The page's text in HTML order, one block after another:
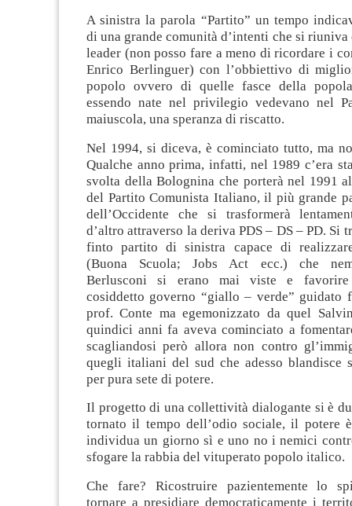
A sinistra la parola “Partito” un tempo
di una grande comunità d’intenti che si
leader (non posso fare a meno di ricordare i
Enrico Berlinguer) con l’obbiettivo di
popolo ovvero di quelle fasce della
essendo nate nel privilegio vedevano nel
maiuscola, una speranza di riscatto.
Nel 1994, si diceva, è cominciato tutto, ma
Qualche anno prima, infatti, nel 1989 c’era
svolta della Bolognina che porterà nel 1991
del Partito Comunista Italiano, il più grande
dell’Occidente che si trasformerà
d’altro attraverso la deriva PDS – DS – PD. Si
finto partito di sinistra capace di
(Buona Scuola; Jobs Act ecc.) che
Berlusconi si erano mai viste e favorire
cosiddetto governo “giallo – verde” guidato
prof. Conte ma egemonizzato da quel
quindici anni fa aveva cominciato a
scagliandosi però allora non contro
quegli italiani del sud che adesso blandisce
per pura sete di potere.
Il progetto di una collettività dialogante si è
tornato il tempo dell’odio sociale, il potere
individua un giorno sì e uno no i nemici
sfogare la rabbia del vituperato popolo italico.
Che fare? Ricostruire pazientemente lo
tornare a presidiare democraticamente i